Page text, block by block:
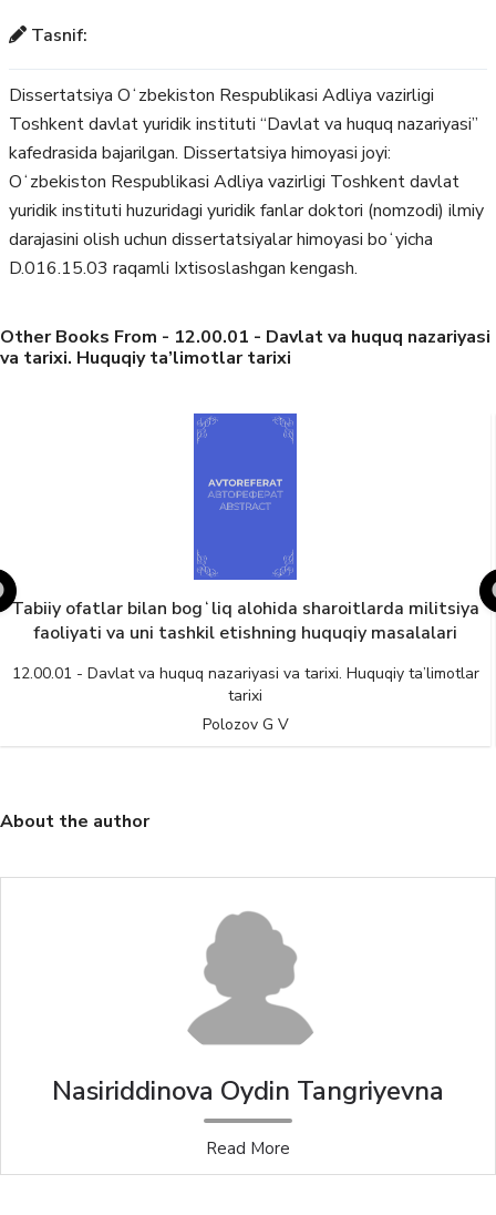
Tasnif:
Dissertatsiya Oʻzbekiston Respublikasi Adliya vazirligi
Toshkent davlat yuridik instituti “Davlat va huquq nazariyasi”
kafedrasida bajarilgan. Dissertatsiya himoyasi joyi:
Oʻzbekiston Respublikasi Adliya vazirligi Toshkent davlat
yuridik instituti huzuridagi yuridik fanlar doktori (nomzodi) ilmiy
darajasini olish uchun dissertatsiyalar himoyasi boʻyicha
D.016.15.03 raqamli Ixtisoslashgan kengash.
Other Books From - 12.00.01 - Davlat va huquq nazariyasi
va tarixi. Huquqiy ta’limotlar tarixi
Tabiiy ofatlar bilan bogʻliq alohida sharoitlarda militsiya
faoliyati va uni tashkil etishning huquqiy masalalari
12.00.01 - Davlat va huquq nazariyasi va tarixi. Huquqiy ta’limotlar
tarixi
Polozov G V
About the author
Nasiriddinova Oydin Tangriyevna
Read More